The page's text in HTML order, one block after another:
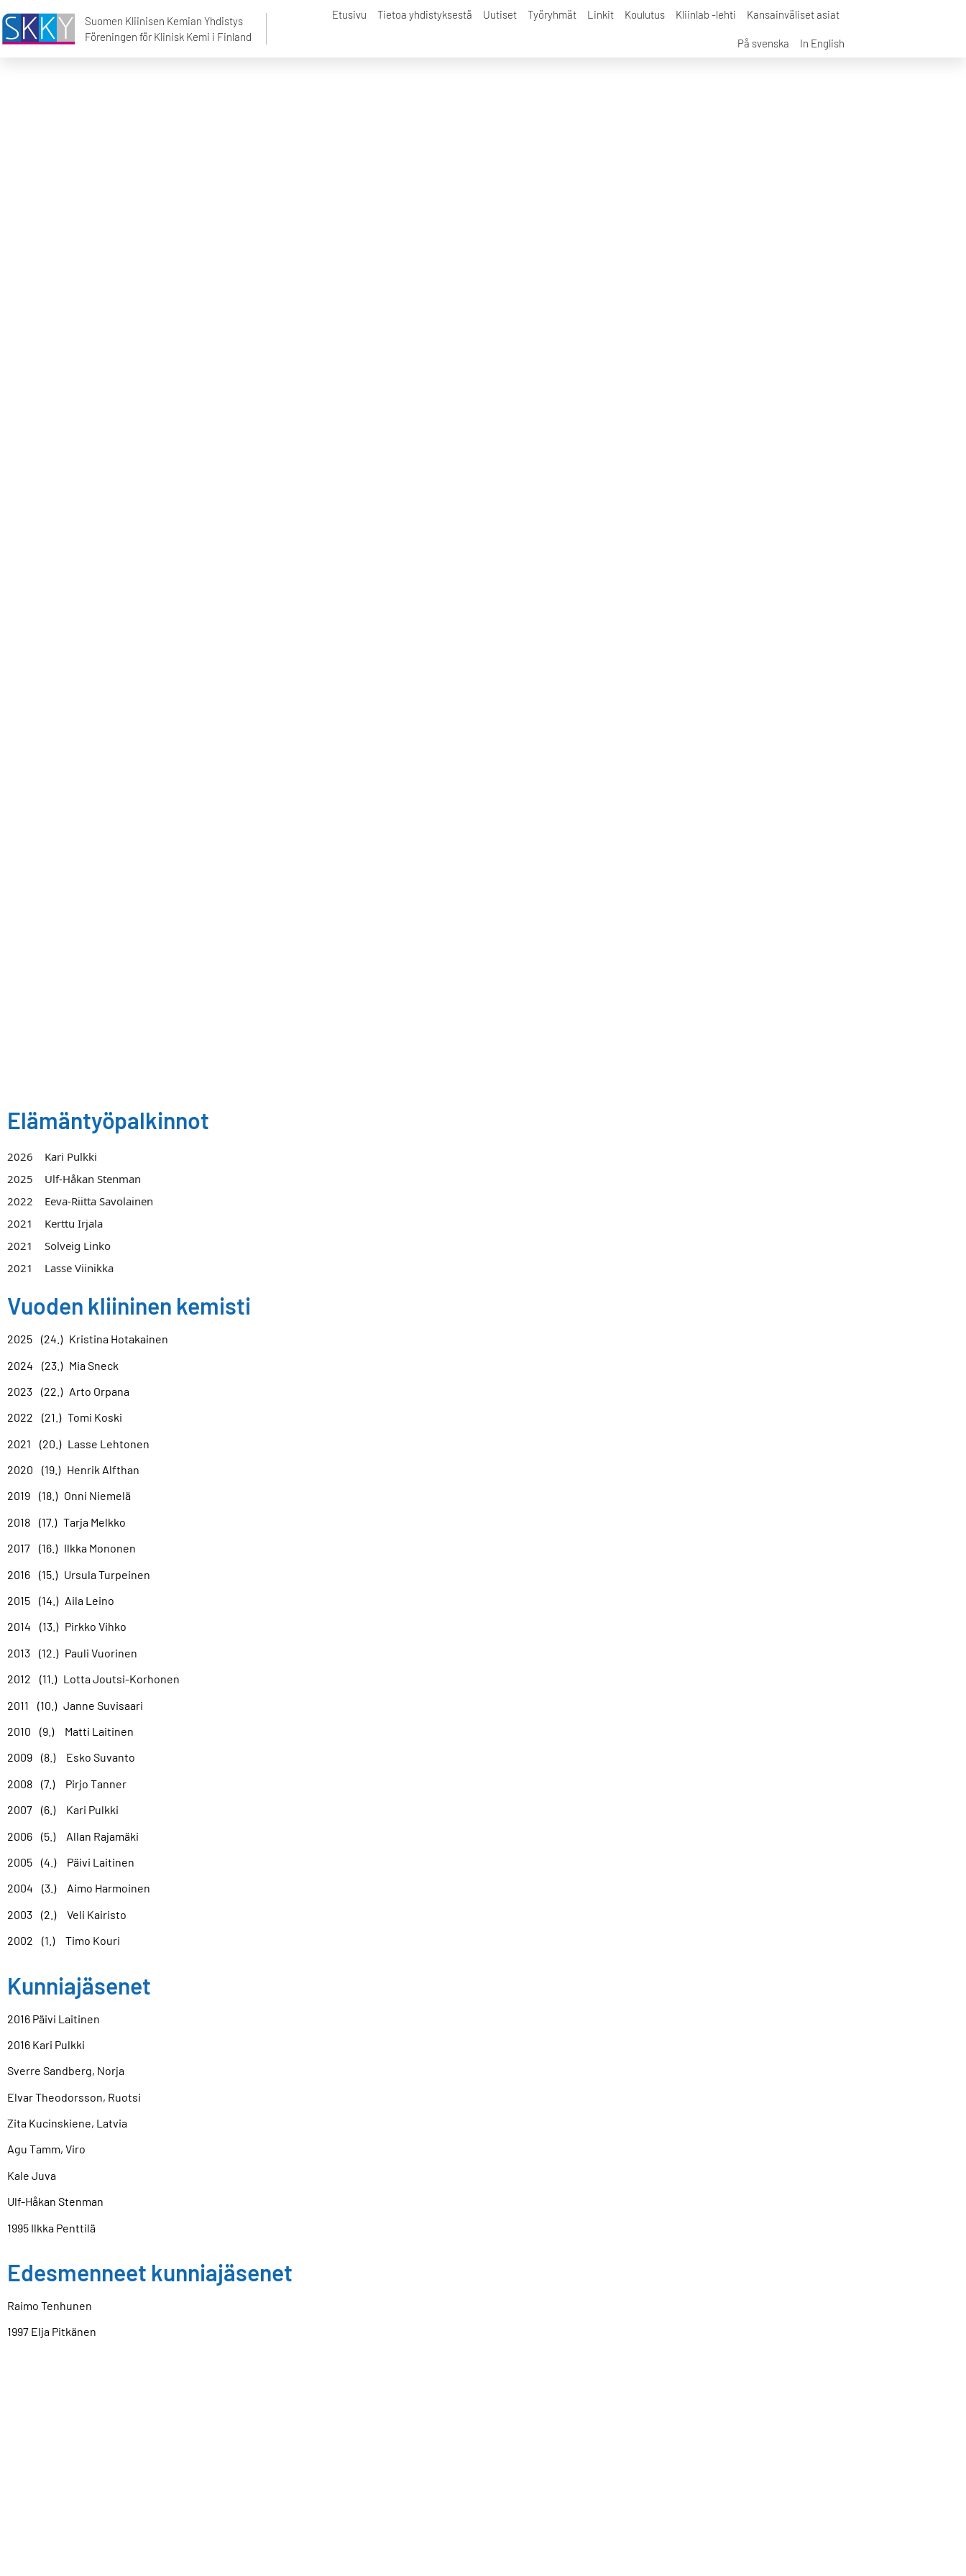
Suomen Kliinisen Kemian Yhdistys
Föreningen för Klinisk Kemi i Finland
Etusivu Tietoa yhdistyksestä Uutiset Työryhmät Linkit Koulutus Kliinlab -lehti Kansainväliset asiat
På svenska In English
Palkinnot ja kunnianosoitukset
Elämäntyöpalkinnot
2026 Kari Pulkki
2025 Ulf-Håkan Stenman
2022 Eeva-Riitta Savolainen
2021 Kerttu Irjala
2021 Solveig Linko
2021 Lasse Viinikka
Vuoden kliininen kemisti
2025 (24.) Kristina Hotakainen
2024 (23.) Mia Sneck
2023 (22.) Arto Orpana
2022 (21.) Tomi Koski
2021 (20.) Lasse Lehtonen
2020 (19.) Henrik Alfthan
2019 (18.) Onni Niemelä
2018 (17.) Tarja Melkko
2017 (16.) Ilkka Mononen
2016 (15.) Ursula Turpeinen
2015 (14.) Aila Leino
2014 (13.) Pirkko Vihko
2013 (12.) Pauli Vuorinen
2012 (11.) Lotta Joutsi-Korhonen
2011 (10.) Janne Suvisaari
2010 (9.) Matti Laitinen
2009 (8.) Esko Suvanto
2008 (7.) Pirjo Tanner
2007 (6.) Kari Pulkki
2006 (5.) Allan Rajamäki
2005 (4.) Päivi Laitinen
2004 (3.) Aimo Harmoinen
2003 (2.) Veli Kairisto
2002 (1.) Timo Kouri
Kunniajäsenet
2016 Päivi Laitinen
2016 Kari Pulkki
Sverre Sandberg, Norja
Elvar Theodorsson, Ruotsi
Zita Kucinskiene, Latvia
Agu Tamm, Viro
Kale Juva
Ulf-Håkan Stenman
1995 Ilkka Penttilä
Edesmenneet kunniajäsenet
Raimo Tenhunen
1997 Elja Pitkänen